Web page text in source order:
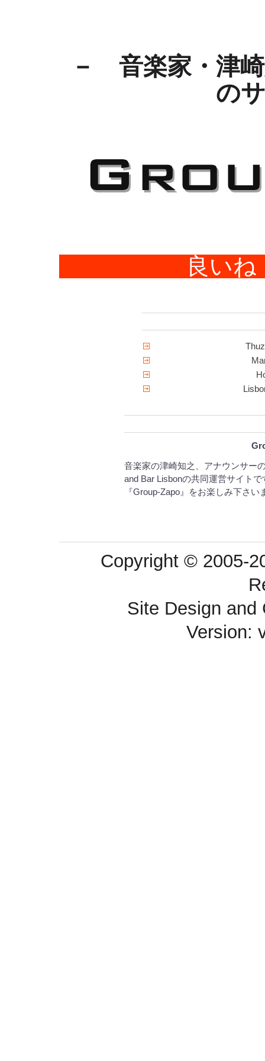
－ 音楽家・津
の
良いね
音楽家の津崎知之、アナウンサー
and Bar Lisbonの共同運営サイト
『Group-Zapo』をお楽しみ下さい
Copyright © 2005-
Site Design and
Version: